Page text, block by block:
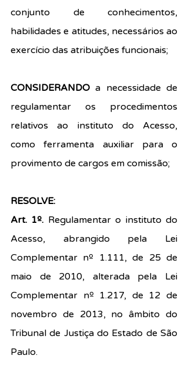
conjunto de conhecimentos,
habilidades e atitudes, necessários ao
exercício das atribuições funcionais;
CONSIDERANDO a necessidade de
regulamentar os procedimentos
relativos ao instituto do Acesso,
como ferramenta auxiliar para o
provimento de cargos em comissão;
RESOLVE:
Art. 1º. Regulamentar o instituto do
Acesso, abrangido pela Lei
Complementar nº 1.111, de 25 de
maio de 2010, alterada pela Lei
Complementar nº 1.217, de 12 de
novembro de 2013, no âmbito do
Tribunal de Justiça do Estado de São
Paulo.